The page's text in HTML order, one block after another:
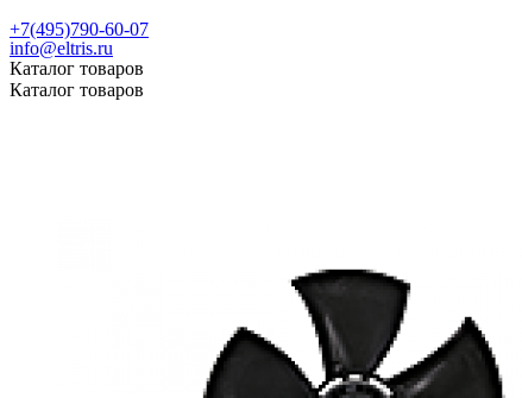
+7(495)790-60-07
info@eltris.ru
Каталог товаров
Каталог товаров